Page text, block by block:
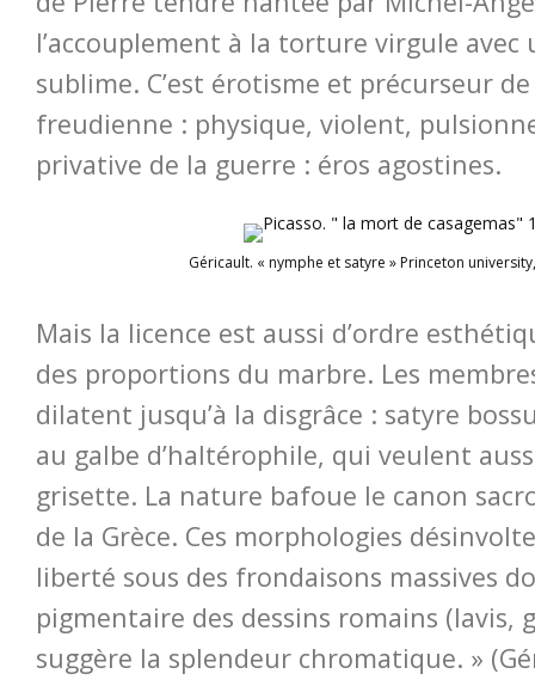
l’accouplement à la torture virgule
sublime. C’est érotisme et précurseur
freudienne : physique, violent,
privative de la guerre : éros agostines.
Géricault. « nymphe et satyre » Princeton
Mais la licence est aussi d’ordre
des proportions du marbre. Les
dilatent jusqu’à la disgrâce : satyre
au galbe d’haltérophile, qui veulent
grisette. La nature bafoue le canon
de la Grèce. Ces morphologies
liberté sous des frondaisons massives
pigmentaire des dessins romains (lavis,
suggère la splendeur chromatique. »